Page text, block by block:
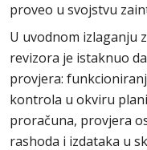
proveo u svojstvu
U uvodnom izlaganju
revizora je istaknuo
provjera:
kontrola u okviru
proračuna, provjera
rashoda i izdataka u